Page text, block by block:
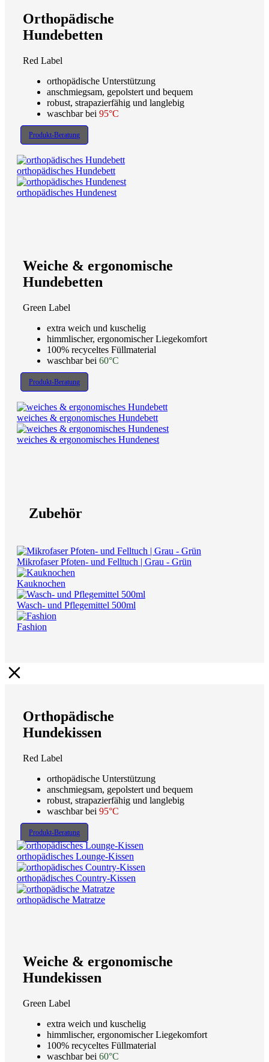
Orthopädische
Hundebetten
Red Label
orthopädische Unterstützung
anschmiegsam, gepolstert und bequem
robust, strapazierfähig und langlebig
waschbar bei 95°C
Produkt-Beratung
orthopädisches Hundebett
orthopädisches Hundenest
Weiche & ergonomische
Hundebetten
Green Label
extra weich und kuschelig
himmlischer, ergonomischer Liegekomfort
100% recyceltes Füllmaterial
waschbar bei 60°C
Produkt-Beratung
weiches & ergonomisches Hundebett
weiches & ergonomisches Hundenest
Zubehör
Mikrofaser Pfoten- und Felltuch | Grau - Grün
Kauknochen
Wasch- und Pflegemittel 500ml
Fashion
Orthopädische
Hundekissen
Red Label
orthopädische Unterstützung
anschmiegsam, gepolstert und bequem
robust, strapazierfähig und langlebig
waschbar bei 95°C
Produkt-Beratung
orthopädisches Lounge-Kissen
orthopädisches Country-Kissen
orthopädische Matratze
Weiche & ergonomische
Hundekissen
Green Label
extra weich und kuschelig
himmlischer, ergonomischer Liegekomfort
100% recyceltes Füllmaterial
waschbar bei 60°C